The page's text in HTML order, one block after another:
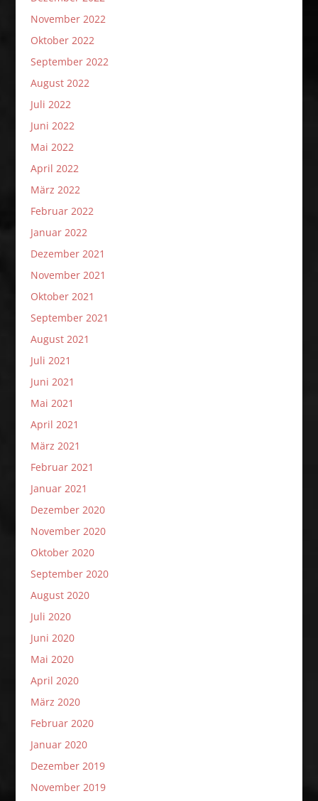
November 2022
Oktober 2022
September 2022
August 2022
Juli 2022
Juni 2022
Mai 2022
April 2022
März 2022
Februar 2022
Januar 2022
Dezember 2021
November 2021
Oktober 2021
September 2021
August 2021
Juli 2021
Juni 2021
Mai 2021
April 2021
März 2021
Februar 2021
Januar 2021
Dezember 2020
November 2020
Oktober 2020
September 2020
August 2020
Juli 2020
Juni 2020
Mai 2020
April 2020
März 2020
Februar 2020
Januar 2020
Dezember 2019
November 2019